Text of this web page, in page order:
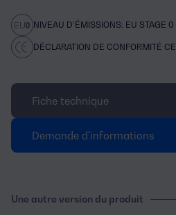
NIVEAU D’ÉMISSIONS: EU STAGE 0
DÉCLARATION DE CONFORMITÉ CE
Fiche technique
Demande d'informations
Une autre version du produit